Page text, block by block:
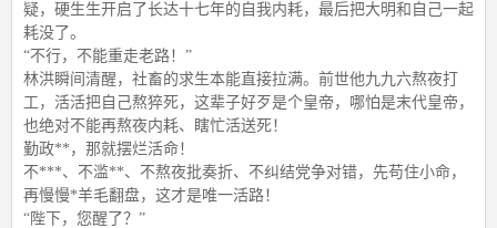
疑，硬生生开启了长达十七年的自我内耗，最后把大明和自己一起
耗没了。
“不行，不能重走老路！”
林洪瞬间清醒，社畜的求生本能直接拉满。前世他九九六熬夜打
工，活活把自己熬猝死，这辈子好歹是个皇帝，哪怕是末代皇帝，
也绝对不能再熬夜内耗、瞎忙活送死！
勤政**，那就摆烂活命！
不***、不滥**、不熬夜批奏折、不纠结党争对错，先苟住小命，
再慢慢*羊毛翻盘，这才是唯一活路！
“陛下，您醒了？”